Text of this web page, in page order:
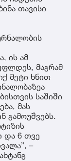
თავისი
ის ამ
მაგრამ
მეტი ხნით
საშიში
მას
გამოუშვებს.
და 6 თვე
–